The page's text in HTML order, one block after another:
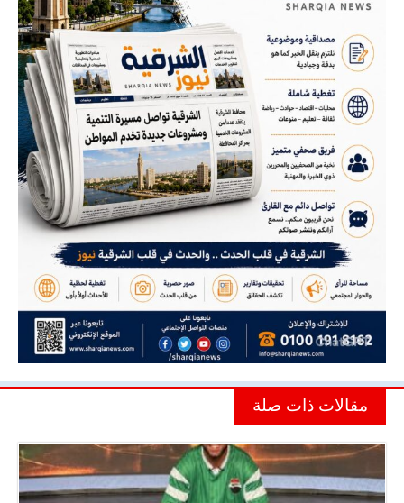
مقالات ذات صلة